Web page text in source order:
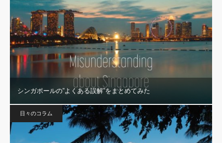
シンガポールの”よくある誤解”をまとめてみた
日々のコラム